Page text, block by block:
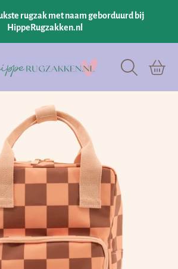
rugzak met naam geborduurd bij
HippeRugzakken.nl